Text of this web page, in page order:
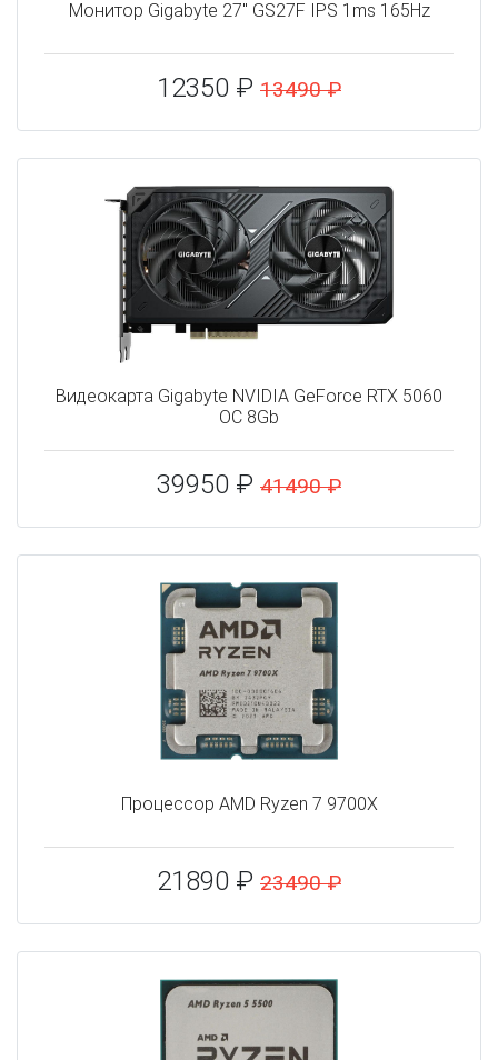
Монитор Gigabyte 27" GS27F IPS 1ms 165Hz
12350 ₽ 13490 ₽
Видеокарта Gigabyte NVIDIA GeForce RTX 5060
OC 8Gb
39950 ₽ 41490 ₽
Процессор AMD Ryzen 7 9700X
21890 ₽ 23490 ₽